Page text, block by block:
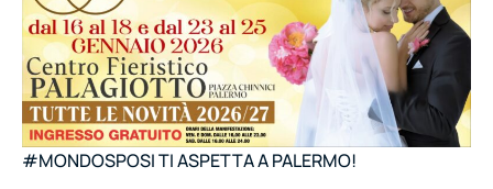
#MONDOSPOSI TI ASPETTA A PALERMO!